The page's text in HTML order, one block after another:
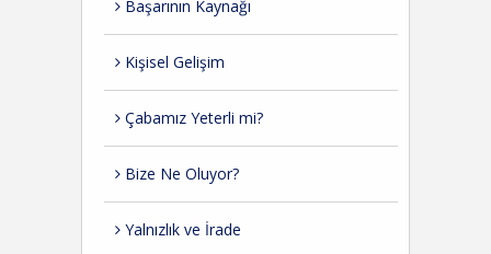
Başarının Kaynağı
Kişisel Gelişim
Çabamız Yeterli mi?
Bize Ne Oluyor?
Yalnızlık ve İrade